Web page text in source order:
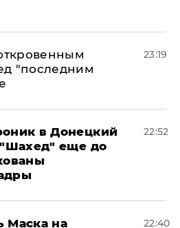
"последним
23:19
в Донецкий
"Шахед" еще до
22:52
Маска на
22:40